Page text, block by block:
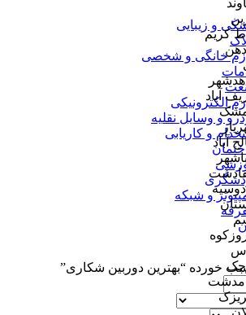
کریم
آباد
آباد
و زیبایی
خانگی و شخصی
الکترونیکی
و وسایل نقلیه
و کاریابی
و شبکه
خورده “بهترین دوربین شکاری”